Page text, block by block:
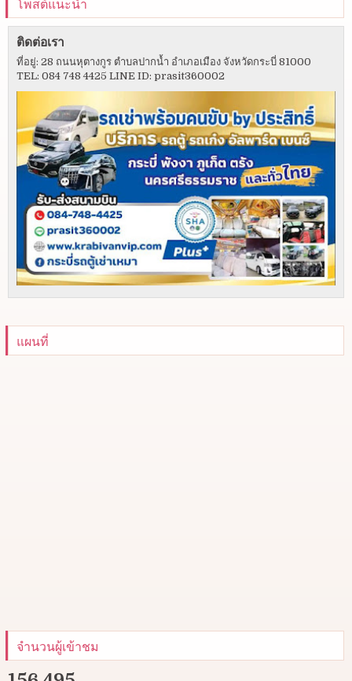
ติดต่อเรา
ที่อยู่: 28 ถนนหุตางกูร ตำบลปากน้ำ อำเภอเมือง จังหวัดกระบี่ 81000
TEL: 084 748 4425 LINE ID: prasit360002
แผนที่
จำนวนผู้เข้าชม